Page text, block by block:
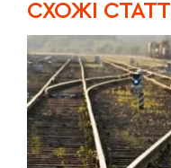
CХОЖІ СТАТТІ